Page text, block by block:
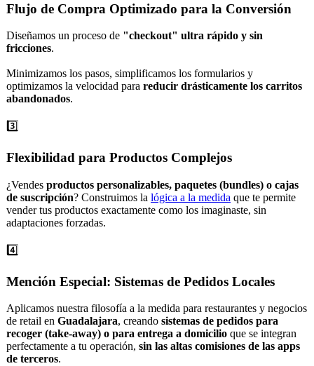
Flujo de Compra Optimizado para la Conversión
Diseñamos un proceso de "checkout" ultra rápido y sin
fricciones.
Minimizamos los pasos, simplificamos los formularios y
optimizamos la velocidad para reducir drásticamente los carritos
abandonados.
3️⃣
Flexibilidad para Productos Complejos
¿Vendes productos personalizables, paquetes (bundles) o cajas
de suscripción? Construimos la lógica a la medida que te permite
vender tus productos exactamente como los imaginaste, sin
adaptaciones forzadas.
4️⃣
Mención Especial: Sistemas de Pedidos Locales
Aplicamos nuestra filosofía a la medida para restaurantes y negocios
de retail en Guadalajara, creando sistemas de pedidos para
recoger (take-away) o para entrega a domicilio que se integran
perfectamente a tu operación, sin las altas comisiones de las apps
de terceros.